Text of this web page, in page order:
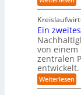
i
e
r
u
n
g
s
y
s
t
e
m
o
n
F
re
n
b
e
n
i
c
O
r
i
e
n
i
e
r
a
l
A
I
i
n
S
P
:
W
i
T
r
e
n
d
A
-
R
e
p
Ein
von einem
zentralen
Weiterlesen:
E